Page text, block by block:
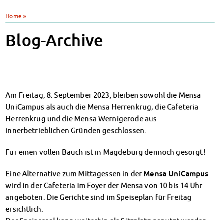
Mensa-FAQs
MensaFeedback
Wohnheime in Magdeburg
Wohnheime in Wernigerode
Wohnheimantrag & -service
MIT einander – FÜR einander
Schadensmeldung
Dokumente
AnsprechpartnerInnen
Soziales & Beratung
Sozialberatung
JoGo – Studibar + Eventspace
Mensa-FAQs
CampusCatering
Wohnheime im Überblick
Wohnheime in Magdeburg
Wohnheime in Wernigerode
Wohnheimantrag & -service
MIT einander – FÜR einander
Wohnheimtutoren
Wohnen-FAQ
Dokumente
AnsprechpartnerInnen
Soziales & Beratung
Sozialberatung
Home »
Blog-Archive
Am Freitag, 8. September 2023, bleiben sowohl die Mensa
UniCampus als auch die Mensa Herrenkrug, die Cafeteria
Herrenkrug und die Mensa Wernigerode aus
innerbetrieblichen Gründen geschlossen.
Für einen vollen Bauch ist in Magdeburg dennoch gesorgt!
Eine Alternative zum Mittagessen in der Mensa UniCampus
wird in der Cafeteria im Foyer der Mensa von 10 bis 14 Uhr
angeboten. Die Gerichte sind im Speiseplan für Freitag
ersichtlich.